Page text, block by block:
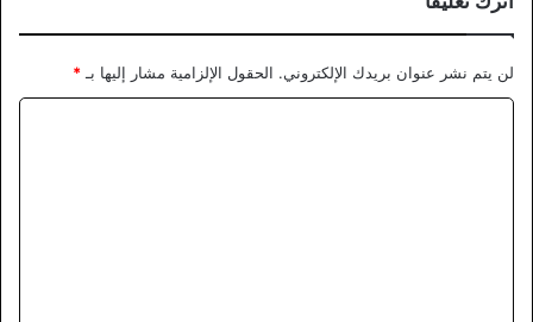
لن يتم نشر عنوان بريدك الإلكتروني. الحقول الإلزامية مشار إليها بـ *